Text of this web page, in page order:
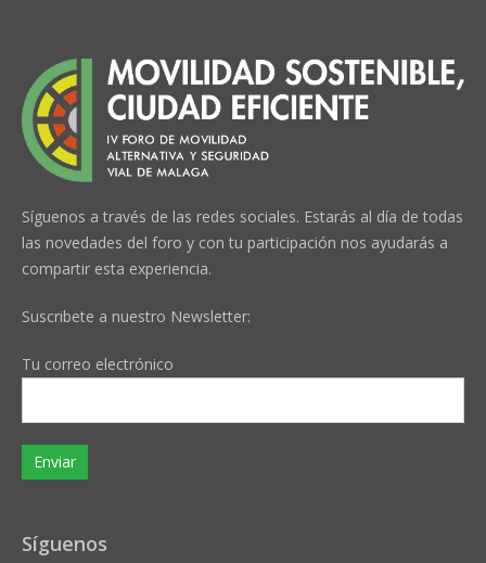
Síguenos a través de las redes sociales. Estarás al día de todas
las novedades del foro y con tu participación nos ayudarás a
compartir esta experiencia.
Suscribete a nuestro Newsletter:
Tu correo electrónico
Síguenos